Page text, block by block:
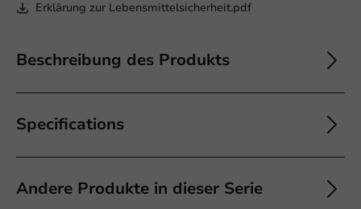
Erklärung zur Lebensmittelsicherheit.pdf
Beschreibung des Produkts
Specifications
Andere Produkte in dieser Serie